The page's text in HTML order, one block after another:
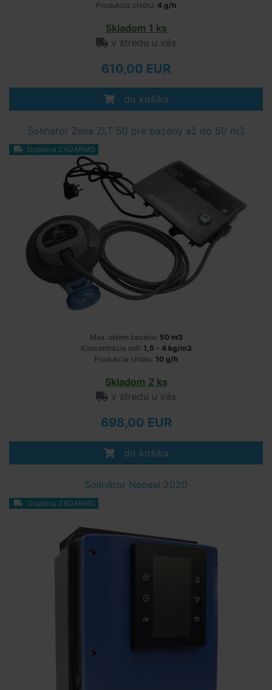
Produkcia chlóru: 4 g/h
Skladom 1 ks
v stredu u vás
610,00 EUR
do košíka
Solinátor Zelia ZLT 50 pre bazény až do 50 m3
Doprava ZADARMO
Max. objem bazéna: 50 m3
Koncentrácia soli: 1,5 - 4 kg/m3
Produkcia chlóru: 10 g/h
Skladom 2 ks
v stredu u vás
698,00 EUR
do košíka
Solinátor Neosal 2020
Doprava ZADARMO